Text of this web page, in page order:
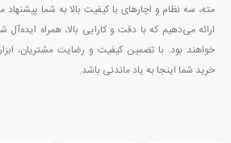
مته، سه نظام و اچارهای با کیفیت بالا به شما پیشنهاد
ارائه می‌دهیم که با دقت و کارایی بالا، همراه ایده‌آل
خواهند بود. با تضمین کیفیت و رضایت مشتریان،
خرید شما اینجا به یاد ماندنی باشد.